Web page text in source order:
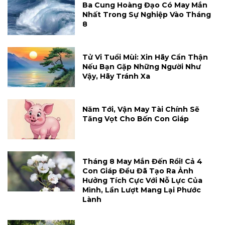
Ba Cung Hoàng Đạo Có May Mắn
Nhất Trong Sự Nghiệp Vào Tháng
8
Tử Vi Tuổi Mùi: Xin Hãy Cẩn Thận
Nếu Bạn Gặp Những Người Như
Vậy, Hãy Tránh Xa
Năm Tới, Vận May Tài Chính Sẽ
Tăng Vọt Cho Bốn Con Giáp
Tháng 8 May Mắn Đến Rồi! Cả 4
Con Giáp Đều Đã Tạo Ra Ảnh
Hưởng Tích Cực Với Nỗ Lực Của
Mình, Lần Lượt Mang Lại Phước
Lành